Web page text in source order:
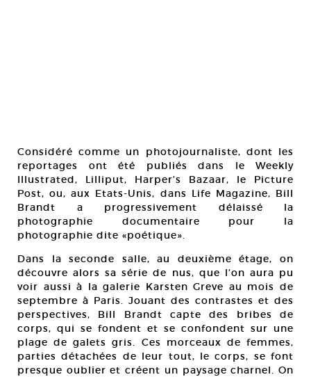
Considéré comme un photojournaliste, dont les
reportages ont été publiés dans le Weekly
Illustrated, Lilliput, Harper’s Bazaar, le Picture
Post, ou, aux Etats-Unis, dans Life Magazine, Bill
Brandt a progressivement délaissé la
photographie documentaire pour la
photographie dite «poétique».
Dans la seconde salle, au deuxième étage, on
découvre alors sa série de nus, que l’on aura pu
voir aussi à la galerie Karsten Greve au mois de
septembre à Paris. Jouant des contrastes et des
perspectives, Bill Brandt capte des bribes de
corps, qui se fondent et se confondent sur une
plage de galets gris. Ces morceaux de femmes,
parties détachées de leur tout, le corps, se font
presque oublier et créent un paysage charnel. On